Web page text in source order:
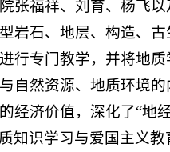
张福祥、刘育、杨飞
岩石、地层、构造、
行专门教学，并将地
自然资源、地质环境
经济价值，深化了“地
知识学习与爱国主义